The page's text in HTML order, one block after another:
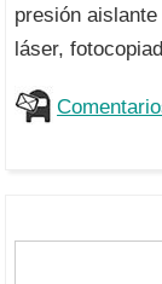
presión
láser,